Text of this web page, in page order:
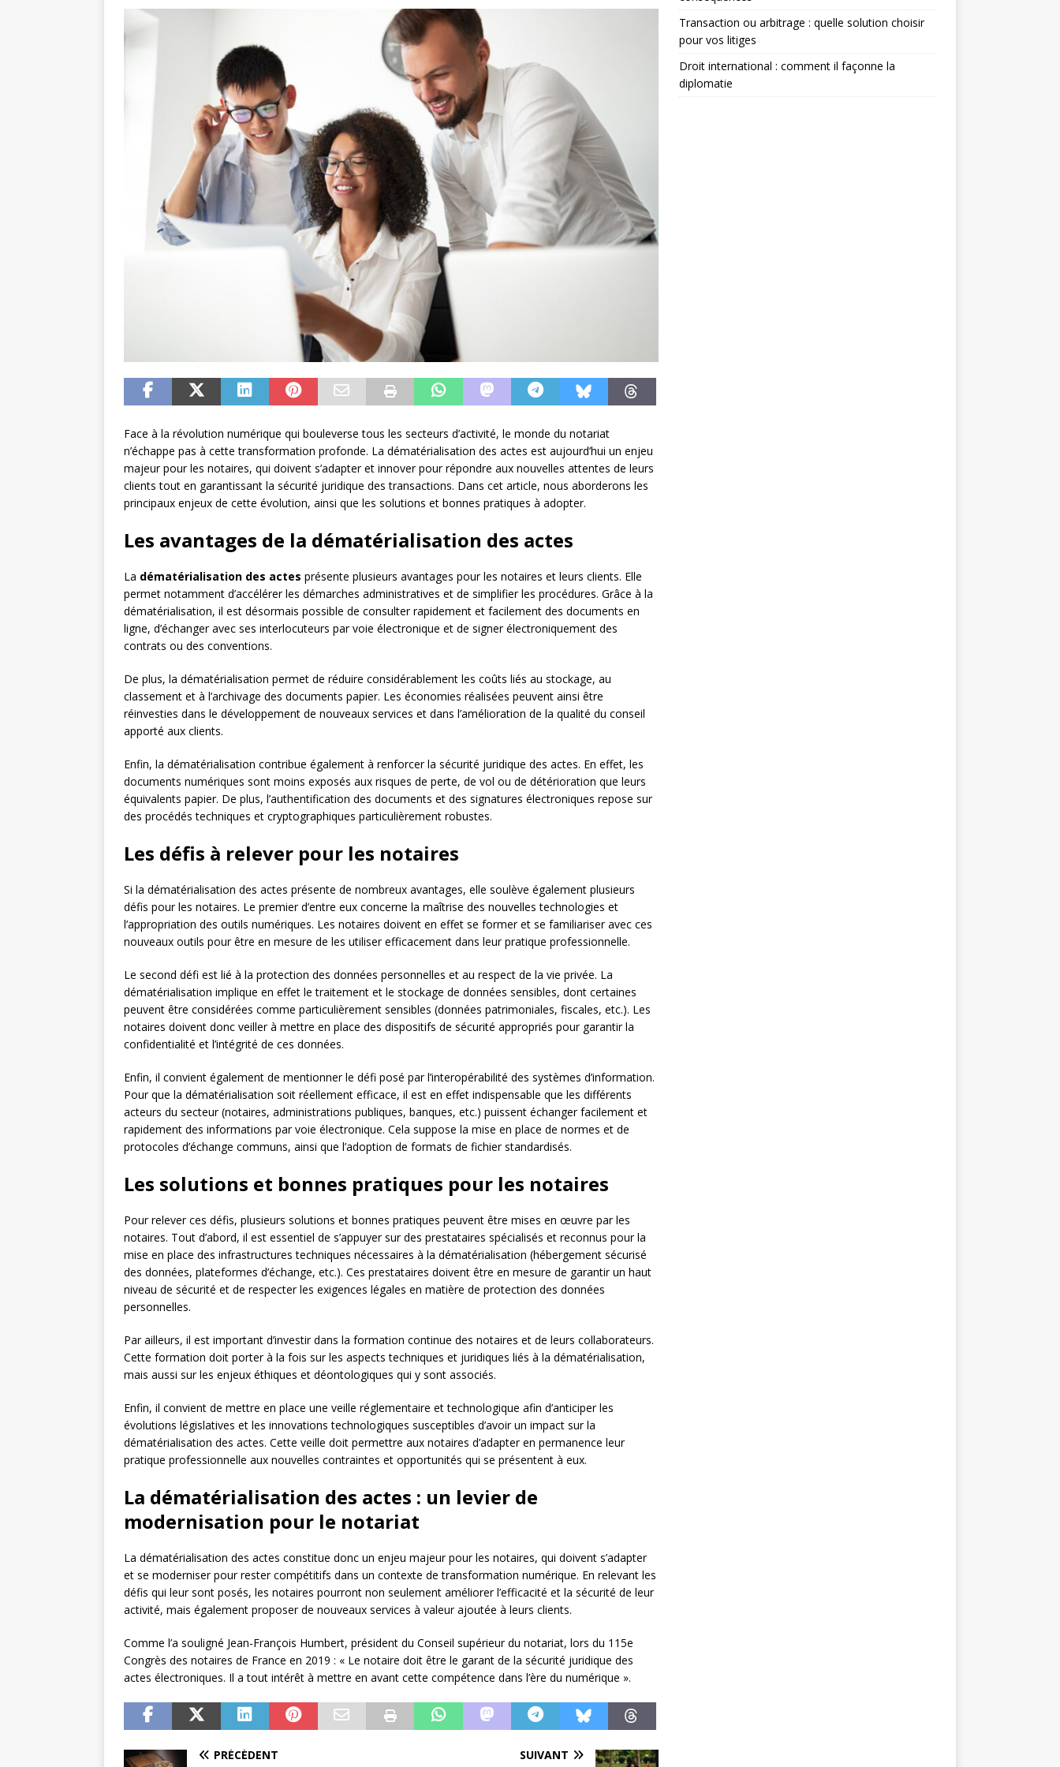
Face à la révolution numérique qui bouleverse tous les secteurs d’activité, le monde du notariat
n’échappe pas à cette transformation profonde. La dématérialisation des actes est aujourd’hui un enjeu
majeur pour les notaires, qui doivent s’adapter et innover pour répondre aux nouvelles attentes de leurs
clients tout en garantissant la sécurité juridique des transactions. Dans cet article, nous aborderons les
principaux enjeux de cette évolution, ainsi que les solutions et bonnes pratiques à adopter.
Les avantages de la dématérialisation des actes
La dématérialisation des actes présente plusieurs avantages pour les notaires et leurs clients. Elle
permet notamment d’accélérer les démarches administratives et de simplifier les procédures. Grâce à la
dématérialisation, il est désormais possible de consulter rapidement et facilement des documents en
ligne, d’échanger avec ses interlocuteurs par voie électronique et de signer électroniquement des
contrats ou des conventions.
De plus, la dématérialisation permet de réduire considérablement les coûts liés au stockage, au
classement et à l’archivage des documents papier. Les économies réalisées peuvent ainsi être
réinvesties dans le développement de nouveaux services et dans l’amélioration de la qualité du conseil
apporté aux clients.
Enfin, la dématérialisation contribue également à renforcer la sécurité juridique des actes. En effet, les
documents numériques sont moins exposés aux risques de perte, de vol ou de détérioration que leurs
équivalents papier. De plus, l’authentification des documents et des signatures électroniques repose sur
des procédés techniques et cryptographiques particulièrement robustes.
Les défis à relever pour les notaires
Si la dématérialisation des actes présente de nombreux avantages, elle soulève également plusieurs
défis pour les notaires. Le premier d’entre eux concerne la maîtrise des nouvelles technologies et
l’appropriation des outils numériques. Les notaires doivent en effet se former et se familiariser avec ces
nouveaux outils pour être en mesure de les utiliser efficacement dans leur pratique professionnelle.
Le second défi est lié à la protection des données personnelles et au respect de la vie privée. La
dématérialisation implique en effet le traitement et le stockage de données sensibles, dont certaines
peuvent être considérées comme particulièrement sensibles (données patrimoniales, fiscales, etc.). Les
notaires doivent donc veiller à mettre en place des dispositifs de sécurité appropriés pour garantir la
confidentialité et l’intégrité de ces données.
Enfin, il convient également de mentionner le défi posé par l’interopérabilité des systèmes d’information.
Pour que la dématérialisation soit réellement efficace, il est en effet indispensable que les différents
acteurs du secteur (notaires, administrations publiques, banques, etc.) puissent échanger facilement et
rapidement des informations par voie électronique. Cela suppose la mise en place de normes et de
protocoles d’échange communs, ainsi que l’adoption de formats de fichier standardisés.
Les solutions et bonnes pratiques pour les notaires
Pour relever ces défis, plusieurs solutions et bonnes pratiques peuvent être mises en œuvre par les
notaires. Tout d’abord, il est essentiel de s’appuyer sur des prestataires spécialisés et reconnus pour la
mise en place des infrastructures techniques nécessaires à la dématérialisation (hébergement sécurisé
des données, plateformes d’échange, etc.). Ces prestataires doivent être en mesure de garantir un haut
niveau de sécurité et de respecter les exigences légales en matière de protection des données
personnelles.
Par ailleurs, il est important d’investir dans la formation continue des notaires et de leurs collaborateurs.
Cette formation doit porter à la fois sur les aspects techniques et juridiques liés à la dématérialisation,
mais aussi sur les enjeux éthiques et déontologiques qui y sont associés.
Enfin, il convient de mettre en place une veille réglementaire et technologique afin d’anticiper les
évolutions législatives et les innovations technologiques susceptibles d’avoir un impact sur la
dématérialisation des actes. Cette veille doit permettre aux notaires d’adapter en permanence leur
pratique professionnelle aux nouvelles contraintes et opportunités qui se présentent à eux.
La dématérialisation des actes : un levier de
modernisation pour le notariat
La dématérialisation des actes constitue donc un enjeu majeur pour les notaires, qui doivent s’adapter
et se moderniser pour rester compétitifs dans un contexte de transformation numérique. En relevant les
défis qui leur sont posés, les notaires pourront non seulement améliorer l’efficacité et la sécurité de leur
activité, mais également proposer de nouveaux services à valeur ajoutée à leurs clients.
Comme l’a souligné Jean-François Humbert, président du Conseil supérieur du notariat, lors du 115e
Congrès des notaires de France en 2019 : « Le notaire doit être le garant de la sécurité juridique des
actes électroniques. Il a tout intérêt à mettre en avant cette compétence dans l’ère du numérique ».
PRÉCÉDENT SUIVANT
Transaction ou arbitrage : quelle solution choisir
pour vos litiges
Droit international : comment il façonne la
diplomatie